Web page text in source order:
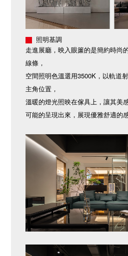
照明基調
走進展廳，映入眼簾的是簡約時尚
線條，
空間照明色溫選用3500K，以軌道
主角位置，
溫暖的燈光照映在傢具上，讓其美
可能的呈現出來，展現優雅舒適的感